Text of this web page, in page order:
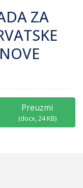
ZA
Preuzmi
(docx,24 KB)